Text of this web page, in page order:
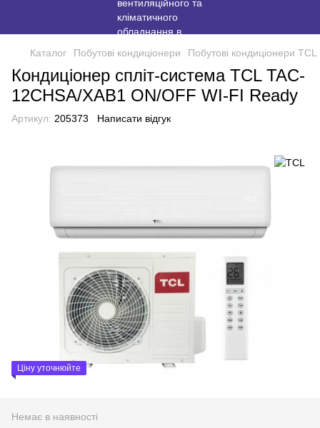
Каталог Побутові кондиціонери Побутові кондиціонери TCL
Кондиціонер спліт-система TCL TAC-
12CHSA/XAB1 ON/OFF WI-FI Ready
Артикул: 205373 Написати відгук
Ціну уточнюйте
Немає в наявності